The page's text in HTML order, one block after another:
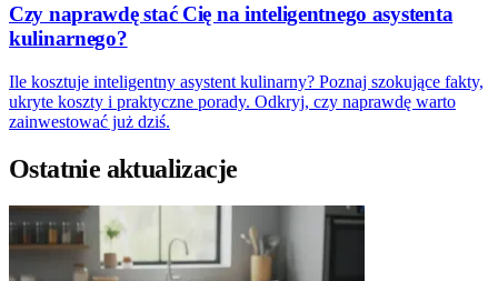
Czy naprawdę stać Cię na inteligentnego asystenta
kulinarnego?
Ile kosztuje inteligentny asystent kulinarny? Poznaj szokujące fakty,
ukryte koszty i praktyczne porady. Odkryj, czy naprawdę warto
zainwestować już dziś.
Ostatnie aktualizacje